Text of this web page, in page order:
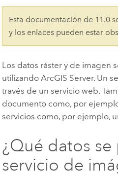
Esta documentación de 11.0
y los enlaces pueden estar
Los datos ráster y de imagen
utilizandoArcGIS Server. Un
través de un servicio web.
documento como, por
servicios como, por ejemplo,
¿Qué datos
servicio de